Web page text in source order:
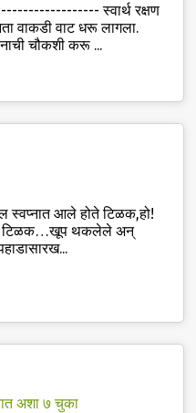
स्वार्थ रक्षण
वाकडी वाट धरू लागला.
चौकशी करू ...
स्वप्नात आले होते टिळक,हो!
टिळक…खूप थकलेले अन्
अशा ७ चुका